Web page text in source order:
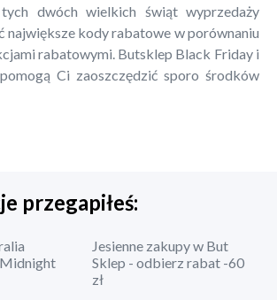
dwóch wielkich świąt wyprzedaży
największe kody rabatowe w porównaniu
rabatowymi. Butsklep Black Friday i
Ci zaoszczędzić sporo środków
przegapiłeś:
Jesienne zakupy w But
Sklep - odbierz rabat -60
zł